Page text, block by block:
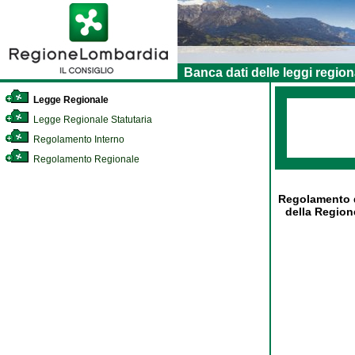
Banca dati delle leggi
Legge Regionale
Legge Regionale Statutaria
Regolamento Interno
Regolamento Regionale
della